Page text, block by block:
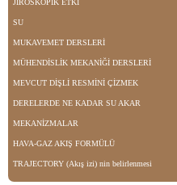
JİROSKOPİK ETKİ
SU
MUKAVEMET DERSLERİ
MÜHENDİSLİK MEKANİĞİ DERSLERİ
MEVCUT DİŞLİ RESMİNİ ÇİZMEK
DERELERDE NE KADAR SU AKAR
MEKANİZMALAR
HAVA-GAZ AKIŞ FORMÜLÜ
TRAJECTORY (Akış izi) nin belirlenmesi